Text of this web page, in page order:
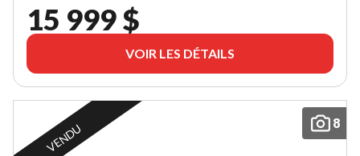
15 999 $
VOIR LES DÉTAILS
8
VENDU